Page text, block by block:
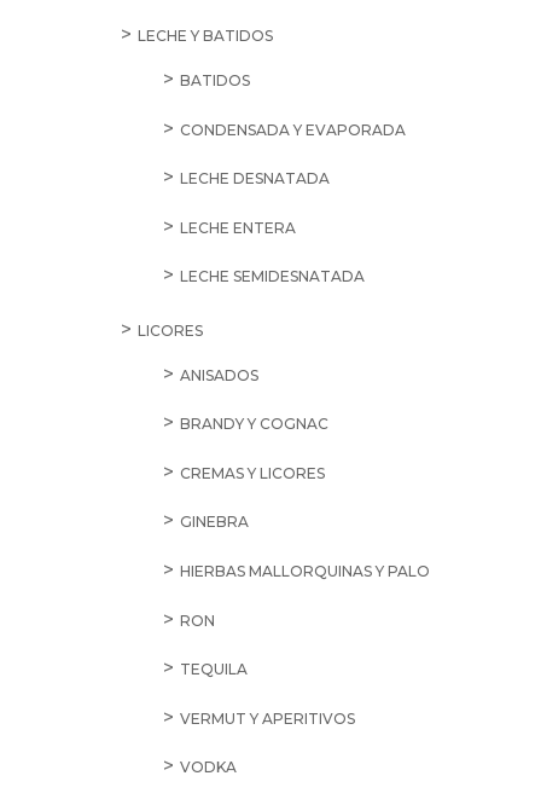
LECHE Y BATIDOS
BATIDOS
CONDENSADA Y EVAPORADA
LECHE DESNATADA
LECHE ENTERA
LECHE SEMIDESNATADA
LICORES
ANISADOS
BRANDY Y COGNAC
CREMAS Y LICORES
GINEBRA
HIERBAS MALLORQUINAS Y PALO
RON
TEQUILA
VERMUT Y APERITIVOS
VODKA